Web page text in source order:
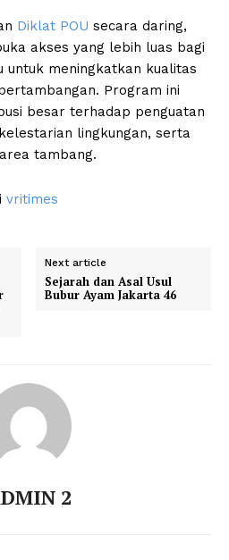
Diklat POU secara daring,
akses yang lebih luas bagi
untuk meningkatkan kualitas
Program ini
besar terhadap penguatan
lingkungan, serta
tambang.
vritimes
Next article
Sejarah dan Asal Usul
Bubur Ayam Jakarta 46
2